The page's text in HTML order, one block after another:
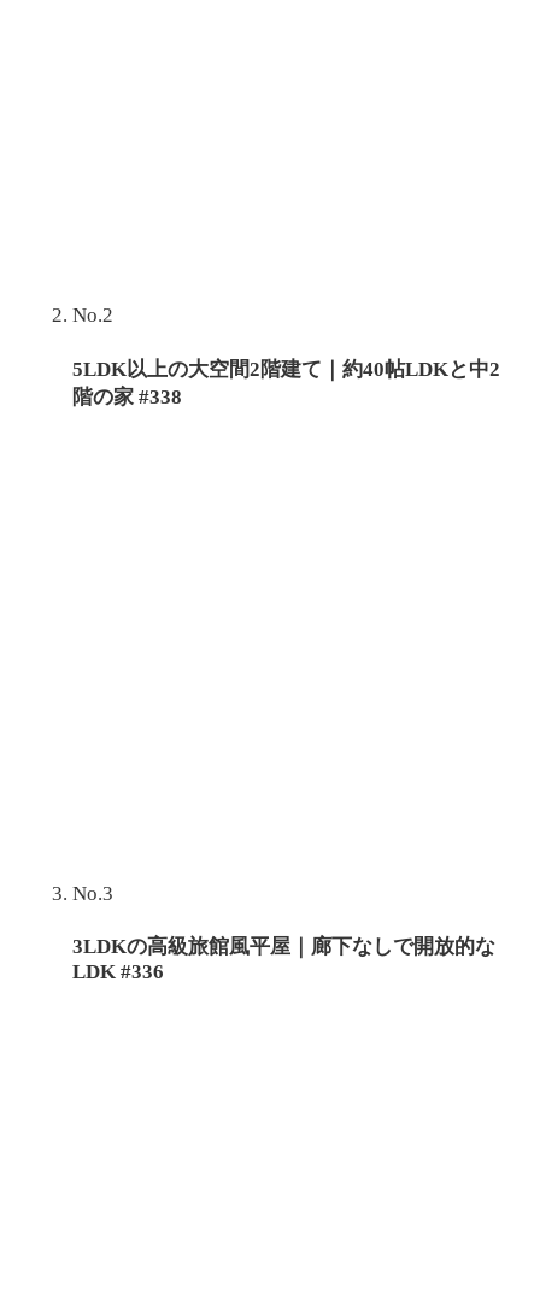
No.2
5LDK以上の大空間2階建て｜約40帖LDKと中2
階の家 #338
No.3
3LDKの高級旅館風平屋｜廊下なしで開放的な
LDK #336